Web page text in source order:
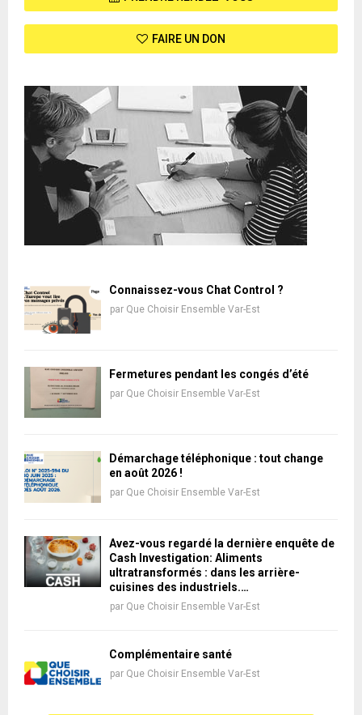
FAIRE UN DON
Connaissez-vous Chat Control ?
par Que Choisir Ensemble Var-Est
Fermetures pendant les congés d’été
par Que Choisir Ensemble Var-Est
Démarchage téléphonique : tout change
en août 2026 !
par Que Choisir Ensemble Var-Est
Avez-vous regardé la dernière enquête de
Cash Investigation: Aliments
ultratransformés : dans les arrière-
cuisines des industriels.…
par Que Choisir Ensemble Var-Est
Complémentaire santé
par Que Choisir Ensemble Var-Est